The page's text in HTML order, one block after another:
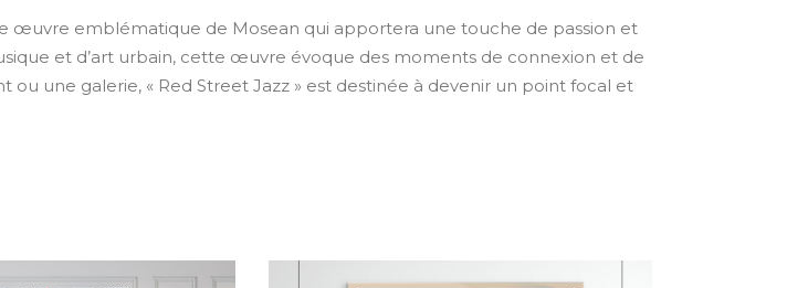
œuvre emblématique de Mosean qui apportera une touche de passion et
et d’art urbain, cette œuvre évoque des moments de connexion et de
une galerie, « Red Street Jazz » est destinée à devenir un point focal et